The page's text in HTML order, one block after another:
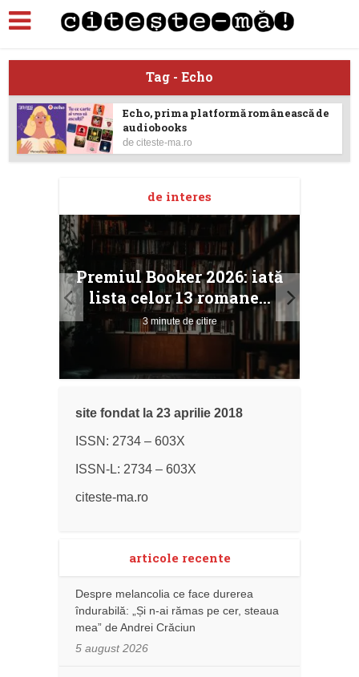
Tag - Echo
Echo, prima platformă românească de
audiobooks
deciteste-ma.ro
de interes
Premiul Booker 2026: iată
lista celor 13 romane...
3 minute de citire
site fondat la 23 aprilie 2018
ISSN: 2734 – 603X
ISSN-L: 2734 – 603X
citeste-ma.ro
articole recente
Despre melancolia ce face durerea
îndurabilă: „Și n-ai rămas pe cer, steaua
mea” de Andrei Crăciun
5 august 2026